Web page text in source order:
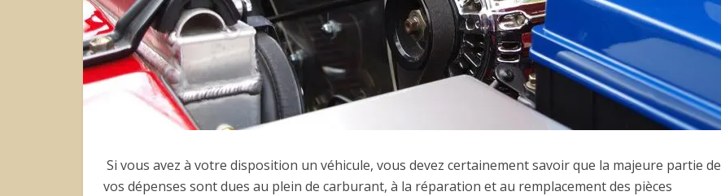
Si vous avez à votre disposition un véhicule, vous devez certainement savoir que la majeure partie de
vos dépenses sont dues au plein de carburant, à la réparation et au remplacement des pièces